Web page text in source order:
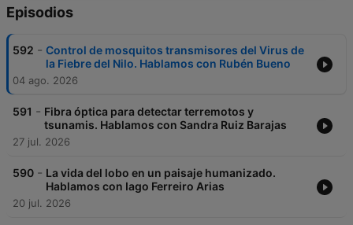
Episodios
592 - Control de mosquitos transmisores del Virus de
la Fiebre del Nilo. Hablamos con Rubén Bueno
04 ago. 2026
591 - Fibra óptica para detectar terremotos y
tsunamis. Hablamos con Sandra Ruiz Barajas
27 jul. 2026
590 - La vida del lobo en un paisaje humanizado.
Hablamos con Iago Ferreiro Arias
20 jul. 2026